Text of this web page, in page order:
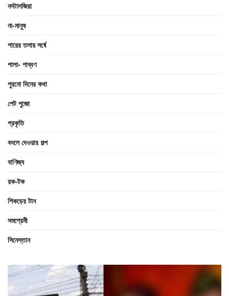
নস্টালজিয়া
না-মানুষ
পায়ের তলায় সর্ষে
পালা- পাব্বণ
পুরনো দিনের কথা
পেট পুজো
প্রকৃতি
বদলে দেওয়ার গল্প
বাণিজ্য
রক-টক
শিকড়ের টান
সমপ্রেমী
সিনেস্তান